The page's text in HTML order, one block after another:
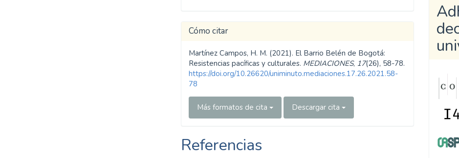
Cómo citar
Martínez Campos, H. M. (2021). El Barrio Belén de Bogotá:
Resistencias pacíficas y culturales. MEDIACIONES, 17(26), 58-78.
https://doi.org/10.26620/uniminuto.mediaciones.17.26.2021.58-
78
Más formatos de cita Descargar cita
Referencias